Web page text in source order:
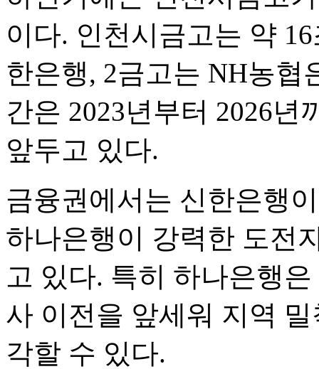
이다. 인천시금고는 약
한은행, 2금고는 NH농협
간은 2023년부터 2026
앞두고 있다.
금융권에서는 신한은행
하나은행이 강력한 도전
고 있다. 특히 하나은행
사 이전을 앞세워 지역
각할 수 있다.